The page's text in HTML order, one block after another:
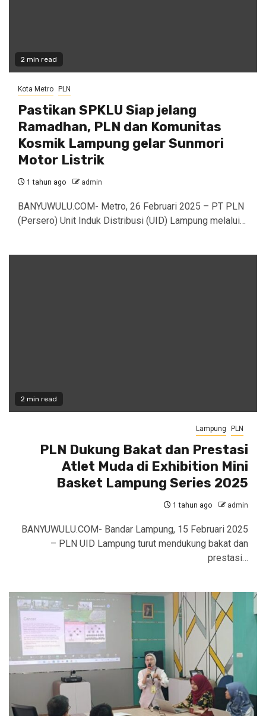
2 min read
Kota Metro PLN
Pastikan SPKLU Siap jelang
Ramadhan, PLN dan Komunitas
Kosmik Lampung gelar Sunmori
Motor Listrik
1 tahun ago admin
BANYUWULU.COM- Metro, 26 Februari 2025 – PT PLN
(Persero) Unit Induk Distribusi (UID) Lampung melalui…
2 min read
Lampung PLN
PLN Dukung Bakat dan Prestasi
Atlet Muda di Exhibition Mini
Basket Lampung Series 2025
1 tahun ago admin
BANYUWULU.COM- Bandar Lampung, 15 Februari 2025
– PLN UID Lampung turut mendukung bakat dan
prestasi…